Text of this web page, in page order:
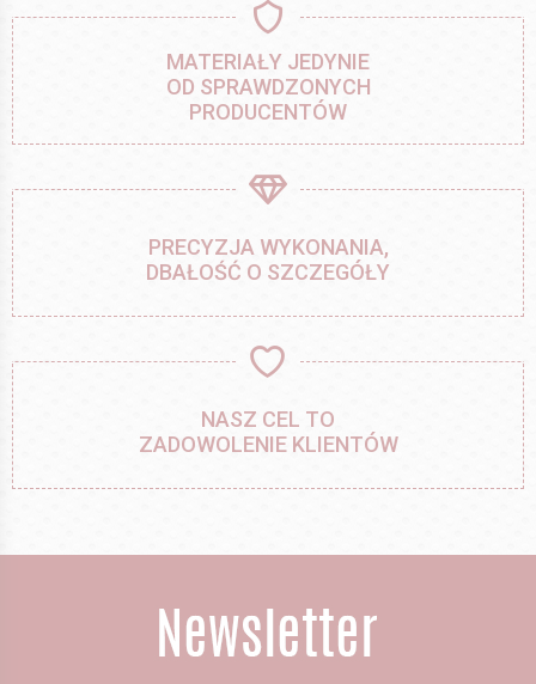
MATERIAŁY JEDYNIE
OD SPRAWDZONYCH
PRODUCENTÓW
PRECYZJA WYKONANIA,
DBAŁOŚĆ O SZCZEGÓŁY
NASZ CEL TO
ZADOWOLENIE KLIENTÓW